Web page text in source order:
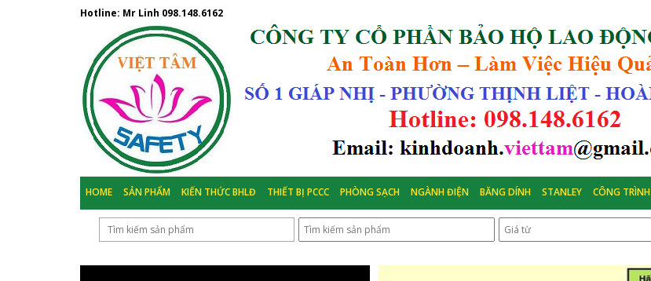
Hotline: Mr Linh 098.148.6162
HOME SẢN PHẨM KIẾN THỨC BHLĐ THIẾT BỊ PCCC PHÒNG SẠCH NGÀNH ĐIỆN BĂNG DÍNH STANLEY CÔNG TRÌNH